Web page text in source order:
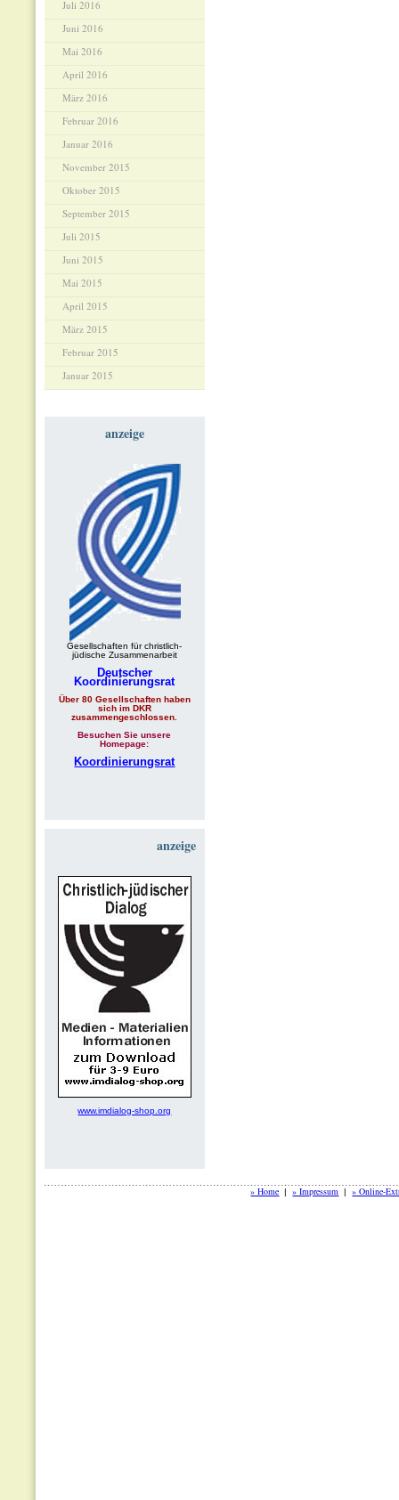
Juli 2016
Juni 2016
Mai 2016
April 2016
März 2016
Februar 2016
Januar 2016
November 2015
Oktober 2015
September 2015
Juli 2015
Juni 2015
Mai 2015
April 2015
März 2015
Februar 2015
Januar 2015
anzeige
Gesellschaften für christlich-
jüdische Zusammenarbeit
Deutscher
Koordinierungsrat
Über 80 Gesellschaften haben
sich im DKR
zusammengeschlossen.
Besuchen Sie unsere
Homepage:
Koordinierungsrat
anzeige
www.imdialog-shop.org
» Home | » Impressum | » Online-